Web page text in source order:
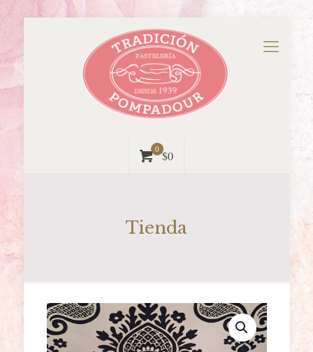
0 $0
Tienda